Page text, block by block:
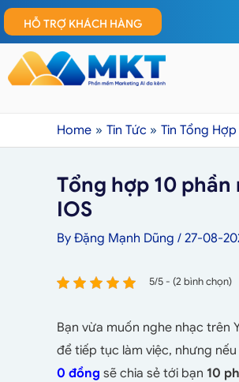
HỖ TRỢ KHÁCH HÀNG
Home Tin Tức Tin Tổng Hợp
Tổng hợp 10
IOS
By Đặng Mạnh Dũng / 27-08-
5/5 - (2 bình chọn)
Bạn vừa muốn nghe nhạc trên
để tiếp tục làm việc, nhưng
0 đồng sẽ chia sẻ tới bạn 10